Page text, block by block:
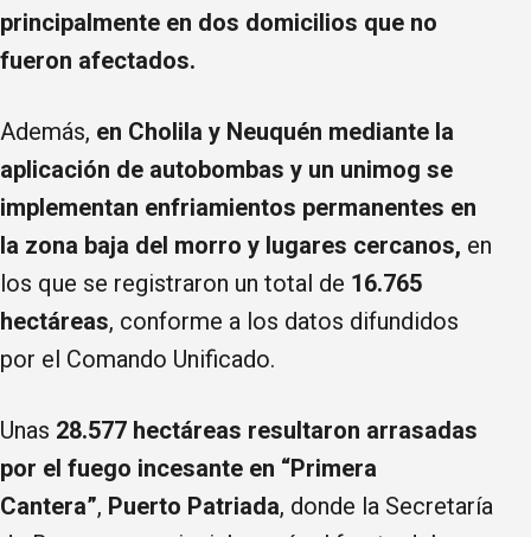
principalmente en dos domicilios que no
fueron afectados.
Además, en Cholila y Neuquén mediante la
aplicación de autobombas y un unimog se
implementan enfriamientos permanentes en
la zona baja del morro y lugares cercanos, en
los que se registraron un total de 16.765
hectáreas, conforme a los datos difundidos
por el Comando Unificado.
Unas 28.577 hectáreas resultaron arrasadas
por el fuego incesante en “Primera
Cantera”, Puerto Patriada, donde la Secretaría